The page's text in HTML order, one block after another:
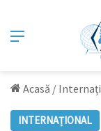
Meniu
Acasă /
INTERNAȚIONAL